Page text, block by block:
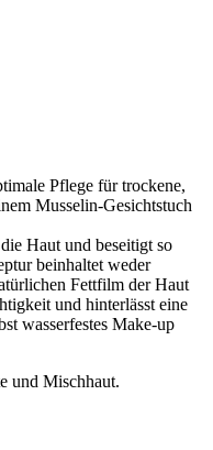
Pflege für trockene,
Musselin-Gesichtstuch
Haut und beseitigt so
beinhaltet weder
Fettfilm der Haut
und hinterlässt eine
wasserfestes Make-up
und Mischhaut.